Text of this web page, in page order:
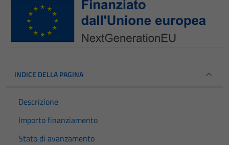
INDICE DELLA PAGINA
Descrizione
Importo finanziamento
Stato di avanzamento